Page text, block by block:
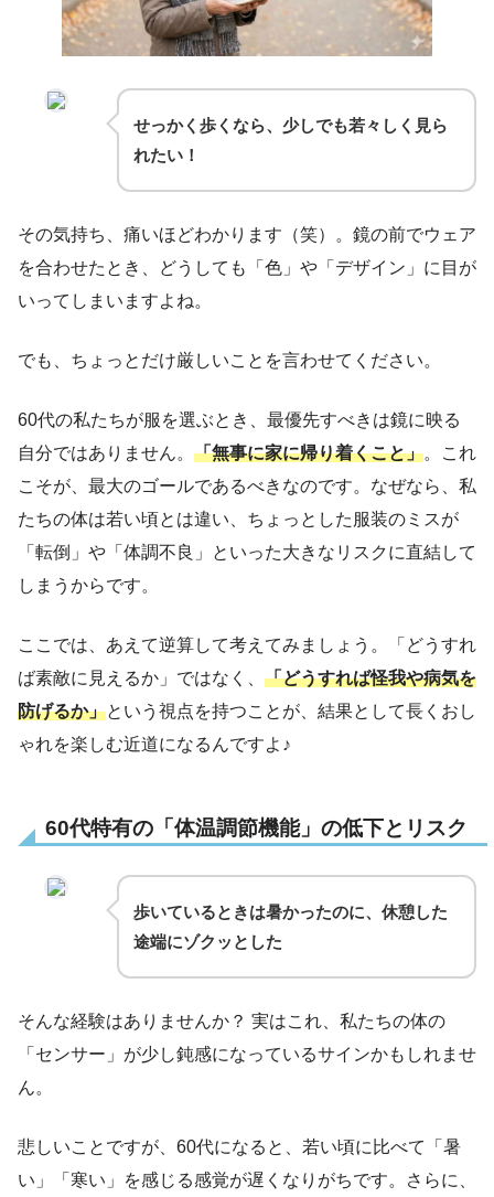
せっかく歩くなら、少しでも若々しく見ら
れたい！
その気持ち、痛いほどわかります（笑）。鏡の前でウェア
を合わせたとき、どうしても「色」や「デザイン」に目が
いってしまいますよね。
でも、ちょっとだけ厳しいことを言わせてください。
60代の私たちが服を選ぶとき、最優先すべきは鏡に映る
自分ではありません。 「無事に家に帰り着くこと」。これ
こそが、最大のゴールであるべきなのです。なぜなら、私
たちの体は若い頃とは違い、ちょっとした服装のミスが
「転倒」や「体調不良」といった大きなリスクに直結して
しまうからです。
ここでは、あえて逆算して考えてみましょう。「どうすれ
ば素敵に見えるか」ではなく、 「どうすれば怪我や病気を
防げるか」という視点を持つことが、結果として長くおし
ゃれを楽しむ近道になるんですよ♪
60代特有の「体温調節機能」の低下とリスク
歩いているときは暑かったのに、休憩した
途端にゾクッとした
そんな経験はありませんか？ 実はこれ、私たちの体の
「センサー」が少し鈍感になっているサインかもしれませ
ん。
悲しいことですが、60代になると、若い頃に比べて「暑
い」「寒い」を感じる感覚が遅くなりがちです。さらに、